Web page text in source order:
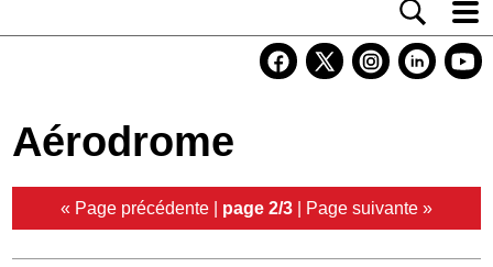
Economie
Services
Aérodrome
« Page précédente | page 2/3 | Page suivante »